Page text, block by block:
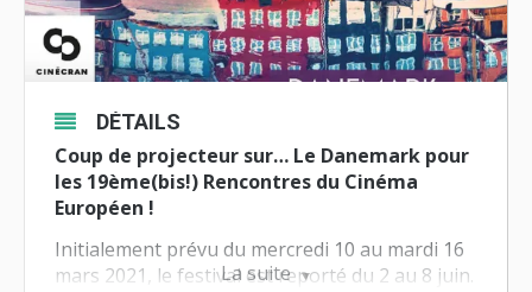
La suite
DÉTAILS
Coup de projecteur sur… Le Danemark pour
les 19ème(bis!) Rencontres du Cinéma
Européen !
Initialement prévu du mercredi 10 au mardi 16
mars 2021, le festival est reporté du 2 au 8 juin.